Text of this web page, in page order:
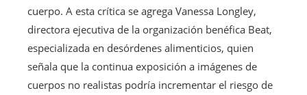
cuerpo. A esta crítica se agrega Vanessa Longley,
directora ejecutiva de la organización benéfica Beat,
especializada en desórdenes alimenticios, quien
señala que la continua exposición a imágenes de
cuerpos no realistas podría incrementar el riesgo de